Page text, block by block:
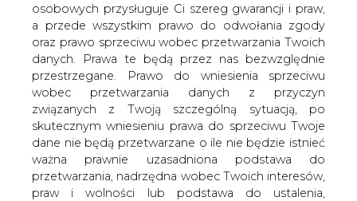
osobowych przysługuje Ci szereg gwarancji i praw,
a przede wszystkim prawo do odwołania zgody
oraz prawo sprzeciwu wobec przetwarzania Twoich
danych. Prawa te będą przez nas bezwzględnie
przestrzegane. Prawo do wniesienia sprzeciwu
wobec przetwarzania danych z przyczyn
związanych z Twoją szczególną sytuacją, po
skutecznym wniesieniu prawa do sprzeciwu Twoje
dane nie będą przetwarzane o ile nie będzie istnieć
ważna prawnie uzasadniona podstawa do
przetwarzania, nadrzędna wobec Twoich interesów,
praw i wolności lub podstawa do ustalenia,
Według The Guardian Wielka Brytania,
jako pierwszy z krajów Unii Europejskiej,
oficjalnie sprzeciwi się nałożeniu na
ropę pozyskiwaną z kanadyjskich
piasków roponośnych dodatkowych ceł
środowiskowych.